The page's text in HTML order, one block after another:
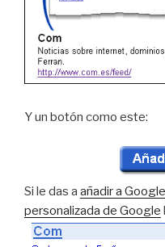
Y un botón como este:
Si le das a añadir a Google
personalizada de Google